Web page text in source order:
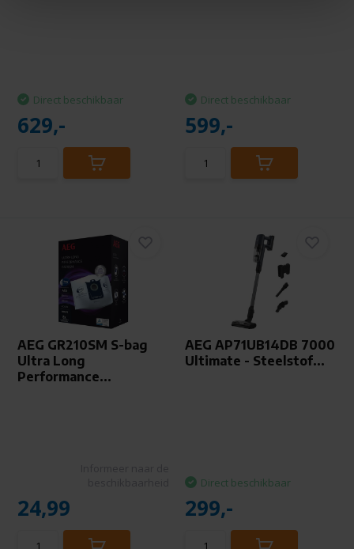
Direct beschikbaar
629,-
Direct beschikbaar
599,-
AEG GR210SM S-bag
Ultra Long
Performance...
24,99
AEG AP71UB14DB 7000
Ultimate - Steelstof...
Direct beschikbaar
299,-